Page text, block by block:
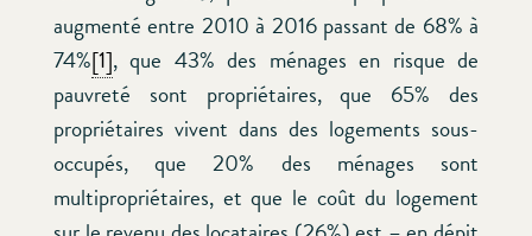
augmenté entre 2010 à 2016 passant de 68% à
74%[1], que 43% des ménages en risque de
pauvreté sont propriétaires, que 65% des
propriétaires vivent dans des logements sous-
occupés, que 20% des ménages sont
multipropriétaires, et que le coût du logement